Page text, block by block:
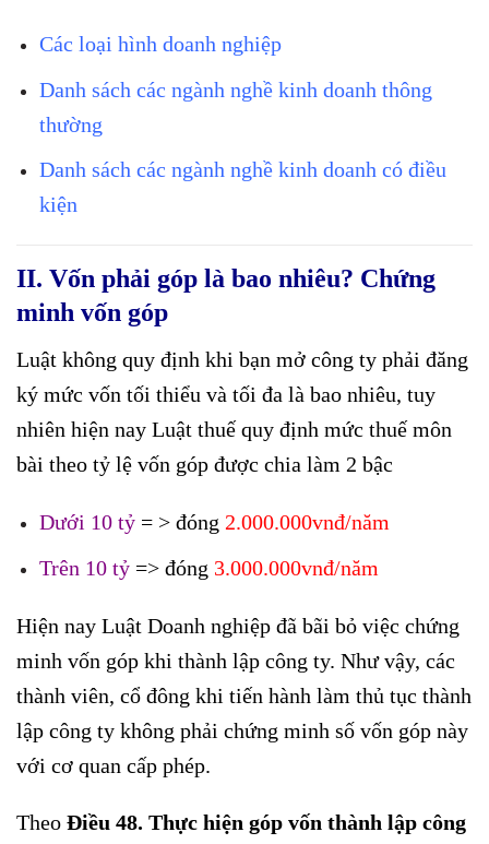
Các loại hình doanh nghiệp
Danh sách các ngành nghề kinh doanh thông
thường
Danh sách các ngành nghề kinh doanh có điều
kiện
II. Vốn phải góp là bao nhiêu? Chứng
minh vốn góp
Luật không quy định khi bạn mở công ty phải đăng
ký mức vốn tối thiểu và tối đa là bao nhiêu, tuy
nhiên hiện nay Luật thuế quy định mức thuế môn
bài theo tỷ lệ vốn góp được chia làm 2 bậc
Dưới 10 tỷ= > đóng 2.000.000vnđ/năm
Trên 10 tỷ=> đóng 3.000.000vnđ/năm
Hiện nay Luật Doanh nghiệp đã bãi bỏ việc chứng
minh vốn góp khi thành lập công ty. Như vậy, các
thành viên, cổ đông khi tiến hành làm thủ tục thành
lập công ty không phải chứng minh số vốn góp này
với cơ quan cấp phép.
Theo Điều 48. Thực hiện góp vốn thành lập công